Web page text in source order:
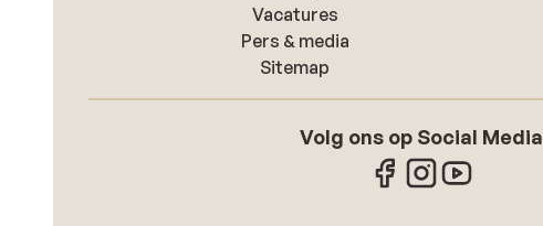
Vacatures
Pers & media
Sitemap
Volg ons op Social Media